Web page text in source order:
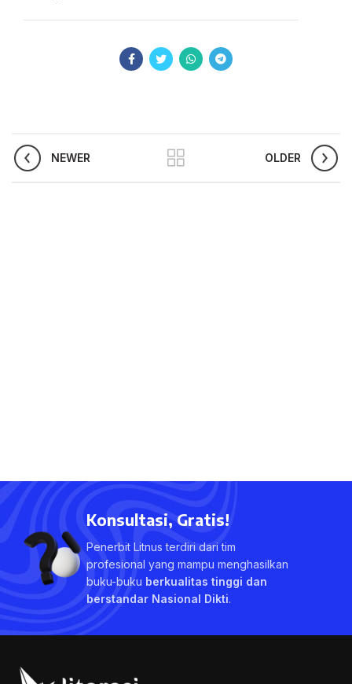
NEWER OLDER
Konsultasi, Gratis!
Penerbit Litnus terdiri dari tim
profesional yang mampu menghasilkan
buku-buku berkualitas tinggi dan
berstandar Nasional Dikti.